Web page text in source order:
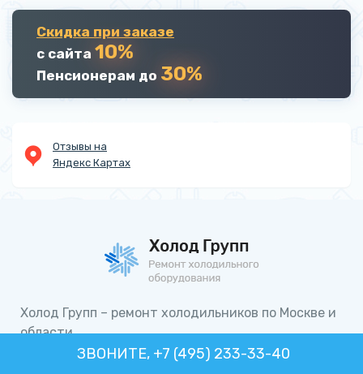
Скидка при заказе
с сайта 10%
Пенсионерам до 30%
Отзывы на
Яндекс Картах
Холод Групп – ремонт холодильников по Москве и
области.
ИНН 110605645074
ЗВОНИТЕ, +7 (495) 233-33-40